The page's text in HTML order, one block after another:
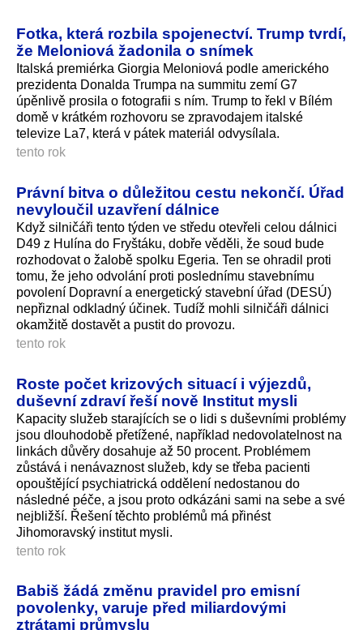
Fotka, která rozbila spojenectví. Trump tvrdí,
že Meloniová žadonila o snímek
Italská premiérka Giorgia Meloniová podle amerického
prezidenta Donalda Trumpa na summitu zemí G7
úpěnlivě prosila o fotografii s ním. Trump to řekl v Bílém
domě v krátkém rozhovoru se zpravodajem italské
televize La7, která v pátek materiál odvysílala.
tento rok
Právní bitva o důležitou cestu nekončí. Úřad
nevyloučil uzavření dálnice
Když silničáři tento týden ve středu otevřeli celou dálnici
D49 z Hulína do Fryštáku, dobře věděli, že soud bude
rozhodovat o žalobě spolku Egeria. Ten se ohradil proti
tomu, že jeho odvolání proti poslednímu stavebnímu
povolení Dopravní a energetický stavební úřad (DESÚ)
nepřiznal odkladný účinek. Tudíž mohli silničáři dálnici
okamžitě dostavět a pustit do provozu.
tento rok
Roste počet krizových situací i výjezdů,
duševní zdraví řeší nově Institut mysli
Kapacity služeb starajících se o lidi s duševními problémy
jsou dlouhodobě přetížené, například nedovolatelnost na
linkách důvěry dosahuje až 50 procent. Problémem
zůstává i nenávaznost služeb, kdy se třeba pacienti
opouštějící psychiatrická oddělení nedostanou do
následné péče, a jsou proto odkázáni sami na sebe a své
nejbližší. Řešení těchto problémů má přinést
Jihomoravský institut mysli.
tento rok
Babiš žádá změnu pravidel pro emisní
povolenky, varuje před miliardovými
ztrátami průmyslu